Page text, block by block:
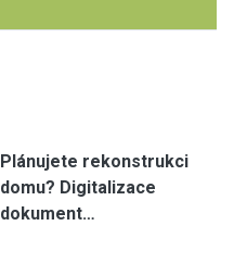
Plánujete rekonstrukci
domu? Digitalizace
dokument…